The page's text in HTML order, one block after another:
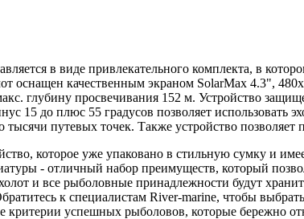
в виде привлекательного комплекта, в
качественным экраном SolarMax 4.3", 480х
глубину просвечивания 152 м. Устройство
15 до плюс 55 градусов позволяет использовать
путевых точек. Также устройство
которое уже упаковано в стильную сумку и
- отличный набор преимуществ, который
и все рыболовные принадлежности будут
к специалистам River-marine, чтобы
успешных рыболовов, которые бережно